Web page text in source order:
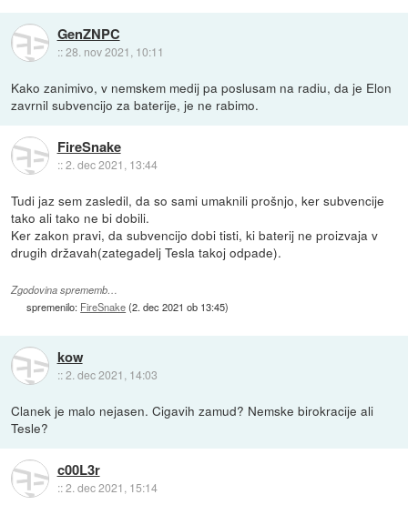
GenZNPC
::28. nov 2021, 10:11
Kako zanimivo, v nemskem medij pa poslusam na radiu, da je Elon
zavrnil subvencijo za baterije, je ne rabimo.
FireSnake
::2. dec 2021, 13:44
Tudi jaz sem zasledil, da so sami umaknili prošnjo, ker subvencije
tako ali tako ne bi dobili.
Ker zakon pravi, da subvencijo dobi tisti, ki baterij ne proizvaja v
drugih državah(zategadelj Tesla takoj odpade).
Zgodovina sprememb…
spremenilo: FireSnake(2. dec 2021 ob 13:45)
kow
::2. dec 2021, 14:03
Clanek je malo nejasen. Cigavih zamud? Nemske birokracije ali
Tesle?
c00L3r
::2. dec 2021, 15:14